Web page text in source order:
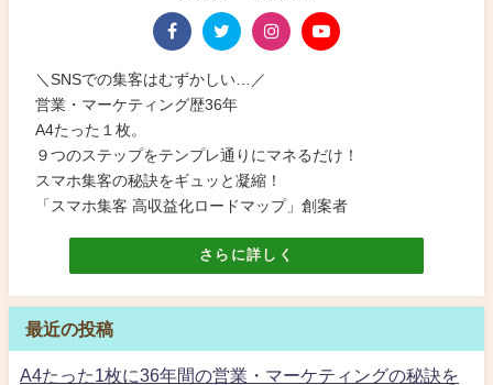
＼SNSでの集客はむずかしい…／
営業・マーケティング歴36年
A4たった１枚。
９つのステップをテンプレ通りにマネるだけ！
スマホ集客の秘訣をギュッと凝縮！
「スマホ集客 高収益化ロードマップ」創案者
さらに詳しく
最近の投稿
A4たった1枚に36年間の営業・マーケティングの秘訣を